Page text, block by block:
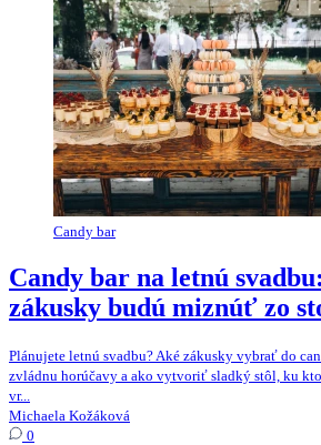
Candy bar
Candy bar na letnú
zákusky budú miznúť zo
Plánujete letnú svadbu? Aké zákusky vybrať do
zvládnu horúčavy a ako vytvoriť sladký stôl, ku
vr...
Michaela Kožáková
0